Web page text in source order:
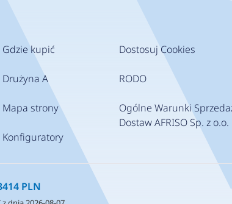
Gdzie kupić
Drużyna A
Mapa strony
Konfiguratory
Dostosuj Cookies
RODO
Ogólne Warunki
Dostaw AFRISO Sp. z o.o.
PLN